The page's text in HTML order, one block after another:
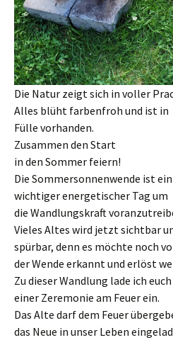
Die Natur zeigt sich in voller
Alles blüht farbenfroh und ist in
Fülle vorhanden.
Zusammen den Start
in den Sommer feiern!
Die Sommersonnenwende ist ein
wichtiger energetischer Tag um
die Wandlungskraft
Vieles Altes wird jetzt sichtbar
spürbar, denn es möchte noch
der Wende erkannt und erlöst
Zu dieser Wandlung lade ich
einer Zeremonie am Feuer ein.
Das Alte darf dem Feuer
das Neue in unser Leben